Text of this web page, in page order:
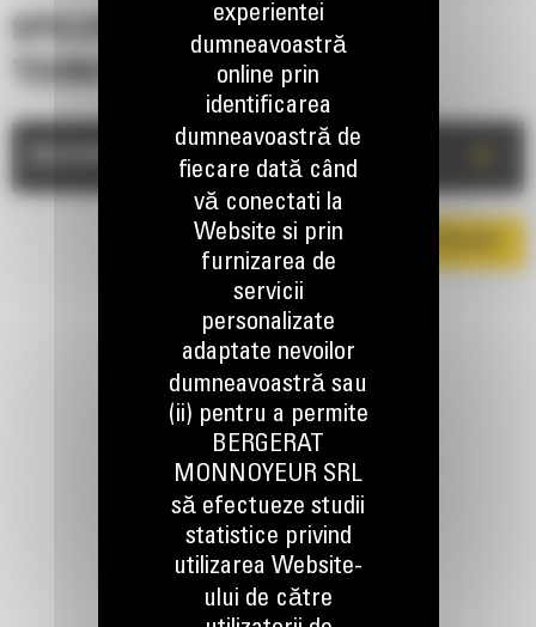
SPECIFICATII
TEHNICE
TINEM LEGATURA
experientei
dumneavoastră
online prin
identificarea
dumneavoastră de
fiecare dată când
vă conectati la
Website si prin
furnizarea de
servicii
personalizate
adaptate nevoilor
dumneavoastră sau
(ii) pentru a permite
BERGERAT
MONNOYEUR SRL
să efectueze studii
statistice privind
utilizarea Website-
ului de către